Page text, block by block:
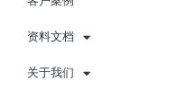
资料文档
关于我们